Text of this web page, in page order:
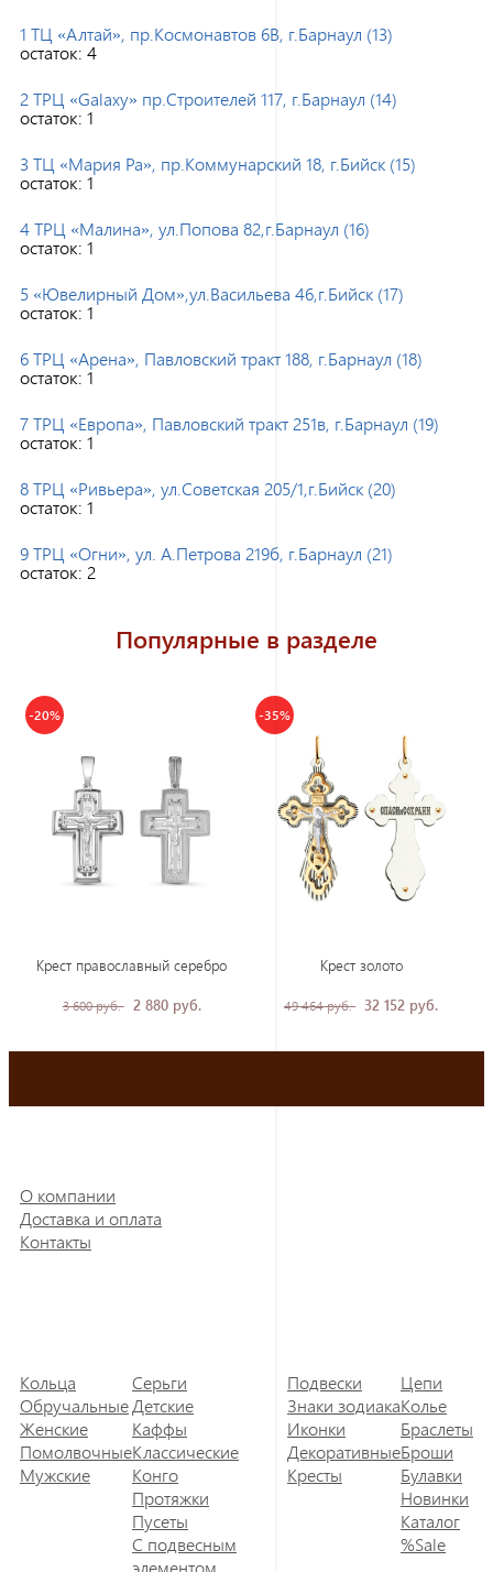
1 ТЦ «Алтай», пр.Космонавтов 6В, г.Барнаул (13)
остаток: 4
2 ТРЦ «Galaxy» пр.Строителей 117, г.Барнаул (14)
остаток: 1
3 ТЦ «Мария Ра», пр.Коммунарский 18, г.Бийск (15)
остаток: 1
4 ТРЦ «Малина», ул.Попова 82,г.Барнаул (16)
остаток: 1
5 «Ювелирный Дом»,ул.Васильева 46,г.Бийск (17)
остаток: 1
6 ТРЦ «Арена», Павловский тракт 188, г.Барнаул (18)
остаток: 1
7 ТРЦ «Европа», Павловский тракт 251в, г.Барнаул (19)
остаток: 1
8 ТРЦ «Ривьера», ул.Советская 205/1,г.Бийск (20)
остаток: 1
9 ТРЦ «Огни», ул. А.Петрова 219б, г.Барнаул (21)
остаток: 2
Популярные в разделе
-20%
Крест православный серебро
3 600 руб. 2 880 руб.
-35%
Крест золото
49 464 руб. 32 152 руб.
О компании
Доставка и оплата
Контакты
Кольца
Обручальные
Женские
Помолвочные
Мужские
Серьги
Детские
Каффы
Классические
Конго
Протяжки
Пусеты
С подвесным
элементом
Подвески
Знаки зодиака
Иконки
Декоративные
Кресты
Цепи
Колье
Браслеты
Броши
Булавки
Новинки
Каталог
%Sale